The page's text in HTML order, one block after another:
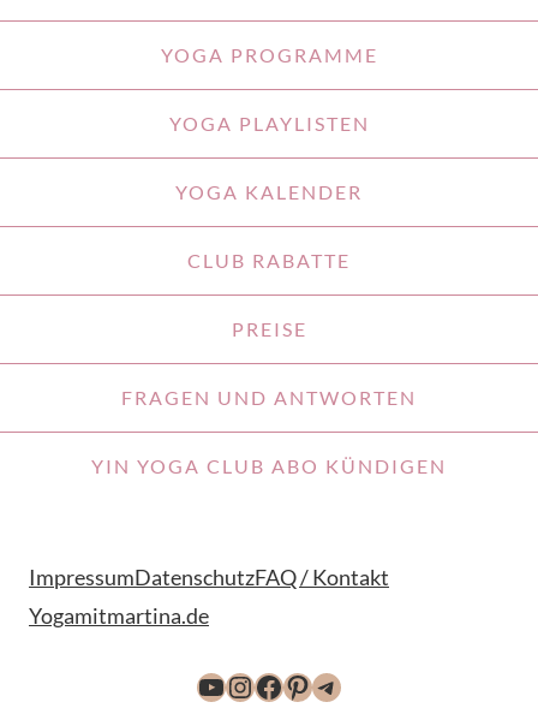
YOGA PROGRAMME
YOGA PLAYLISTEN
YOGA KALENDER
CLUB RABATTE
PREISE
FRAGEN UND ANTWORTEN
YIN YOGA CLUB ABO KÜNDIGEN
ImpressumDatenschutzFAQ / Kontakt
Yogamitmartina.de
YouTube
Instagram
Facebook
Pinterest
Telegram